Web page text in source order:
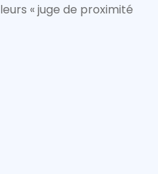
« juge de proximité